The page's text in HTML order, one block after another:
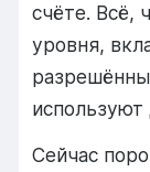
счёте. Всё,
уровня,
используют
Сейчас